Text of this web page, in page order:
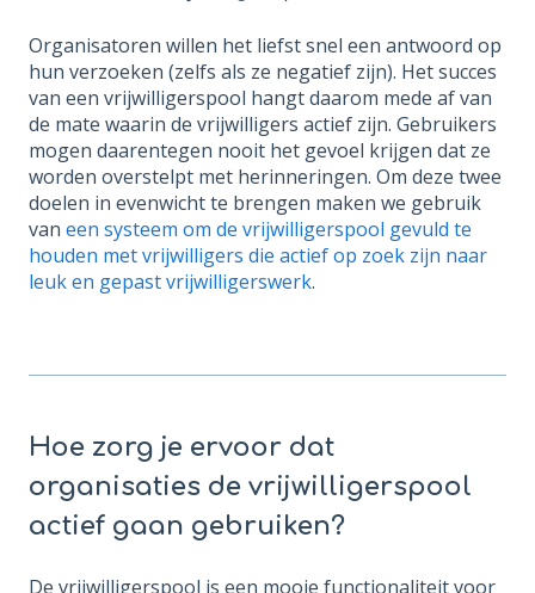
Organisatoren willen het liefst snel een antwoord op
hun verzoeken (zelfs als ze negatief zijn). Het succes
van een vrijwilligerspool hangt daarom mede af van
de mate waarin de vrijwilligers actief zijn. Gebruikers
mogen daarentegen nooit het gevoel krijgen dat ze
worden overstelpt met herinneringen. Om deze twee
doelen in evenwicht te brengen ️maken we gebruik
van een systeem om de vrijwilligerspool gevuld te
houden met vrijwilligers die actief op zoek zijn naar
leuk en gepast vrijwilligerswerk.
Hoe zorg je ervoor dat
organisaties de vrijwilligerspool
actief gaan gebruiken?
De vrijwilligerspool is een mooie functionaliteit voor